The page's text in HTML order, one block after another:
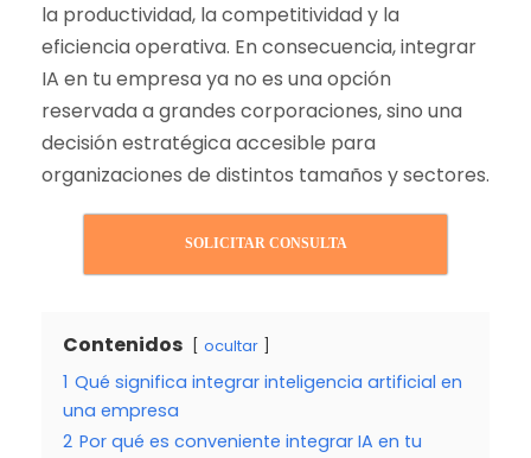
la productividad, la competitividad y la
eficiencia operativa. En consecuencia, integrar
IA en tu empresa ya no es una opción
reservada a grandes corporaciones, sino una
decisión estratégica accesible para
organizaciones de distintos tamaños y sectores.
SOLICITAR CONSULTA
Contenidos ocultar
1 Qué significa integrar inteligencia artificial en
una empresa
2 Por qué es conveniente integrar IA en tu